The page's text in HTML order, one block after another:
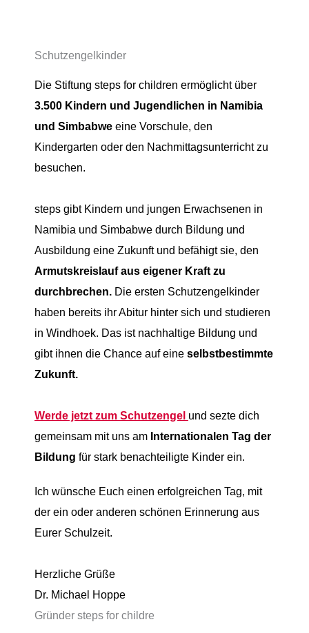
Schutzengelkinder
Die Stiftung steps for children ermöglicht über
3.500 Kindern und Jugendlichen in Namibia
und Simbabwe eine Vorschule, den
Kindergarten oder den Nachmittagsunterricht zu
besuchen.
steps gibt Kindern und jungen Erwachsenen in
Namibia und Simbabwe durch Bildung und
Ausbildung eine Zukunft und befähigt sie, den
Armutskreislauf aus eigener Kraft zu
durchbrechen. Die ersten Schutzengelkinder
haben bereits ihr Abitur hinter sich und studieren
in Windhoek. Das ist nachhaltige Bildung und
gibt ihnen die Chance auf eine selbstbestimmte
Zukunft.
Werde jetzt zum Schutzengel und sezte dich
gemeinsam mit uns am Internationalen Tag der
Bildung für stark benachteiligte Kinder ein.
Ich wünsche Euch einen erfolgreichen Tag, mit
der ein oder anderen schönen Erinnerung aus
Eurer Schulzeit.
Herzliche Grüße
Dr. Michael Hoppe
Gründer steps for childre